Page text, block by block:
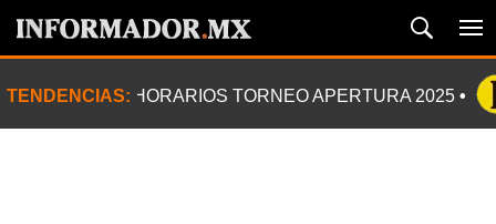
TENDENCIAS: HORARIOS TORNEO APERTURA 2025